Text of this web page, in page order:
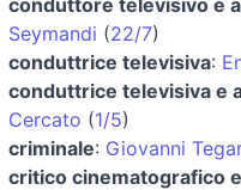
Seymandi (22/7)
conduttrice televisiva:
conduttrice televisiva e
Cercato (1/5)
criminale: Giovanni
critico cinematografico